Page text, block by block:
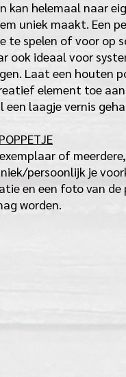
kan helemaal naar
uniek maakt. Een
te spelen of voor op
ook ideaal voor
Laat een houten
element toe
een laagje vernis
of
persoonlijk je
en een foto van de
worden.